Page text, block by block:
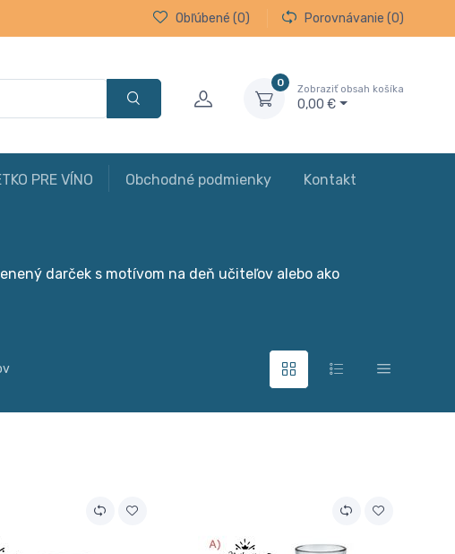
Obľúbené (0) Porovnávanie (0)
0
Zobraziť obsah košíka
0,00 €
PRE VÍNO Obchodné podmienky Kontakt
darček s motívom na deň učiteľov alebo ako